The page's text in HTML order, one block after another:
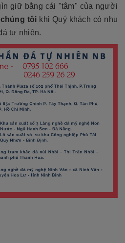
giữ bằng cái "tâm" của người
tôi khi Quý khách có nhu
tự nhiên.